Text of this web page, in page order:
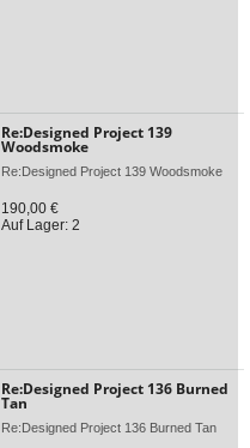
Re:Designed Project 139
Woodsmoke
Re:Designed Project 139 Woodsmoke
190,00 €
Auf Lager: 2
Re:Designed Project 136 Burned
Tan
Re:Designed Project 136 Burned Tan